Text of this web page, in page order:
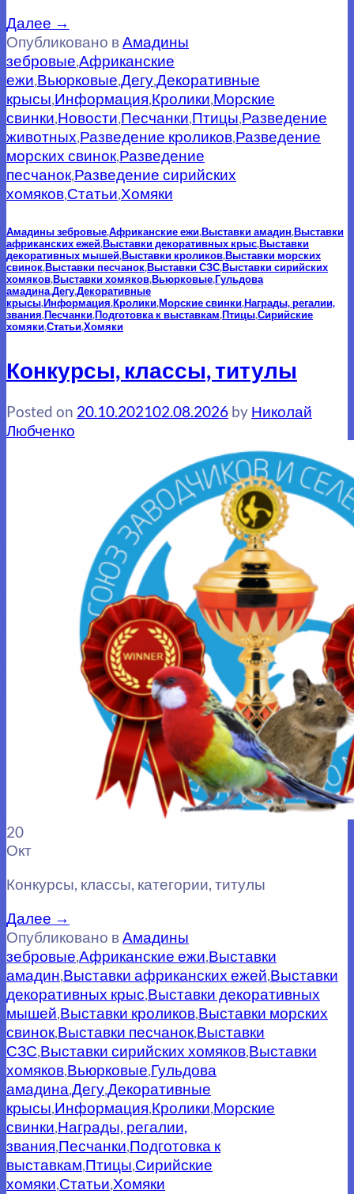
Далее →
Опубликовано вАмадины
зебровые,Африканские
ежи,Вьюрковые,Дегу,Декоративные
крысы,Информация,Кролики,Морские
свинки,Новости,Песчанки,Птицы,Разведение
животных,Разведение кроликов,Разведение
морских свинок,Разведение
песчанок,Разведение сирийских
хомяков,Статьи,Хомяки
Амадины зебровые,Африканские ежи,Выставки амадин,Выставки
африканских ежей,Выставки декоративных крыс,Выставки
декоративных мышей,Выставки кроликов,Выставки морских
свинок,Выставки песчанок,Выставки СЗС,Выставки сирийских
хомяков,Выставки хомяков,Вьюрковые,Гульдова
амадина,Дегу,Декоративные
крысы,Информация,Кролики,Морские свинки,Награды, регалии,
звания,Песчанки,Подготовка к выставкам,Птицы,Сирийские
хомяки,Статьи,Хомяки
Конкурсы, классы, титулы
Posted on 20.10.202102.08.2026 by Николай
Любченко
20
Окт
Конкурсы, классы, категории, титулы
Далее →
Опубликовано вАмадины
зебровые,Африканские ежи,Выставки
амадин,Выставки африканских ежей,Выставки
декоративных крыс,Выставки декоративных
мышей,Выставки кроликов,Выставки морских
свинок,Выставки песчанок,Выставки
СЗС,Выставки сирийских хомяков,Выставки
хомяков,Вьюрковые,Гульдова
амадина,Дегу,Декоративные
крысы,Информация,Кролики,Морские
свинки,Награды, регалии,
звания,Песчанки,Подготовка к
выставкам,Птицы,Сирийские
хомяки,Статьи,Хомяки